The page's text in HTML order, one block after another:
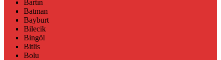
Bartın
Batman
Bayburt
Bilecik
Bingöl
Bitlis
Bolu